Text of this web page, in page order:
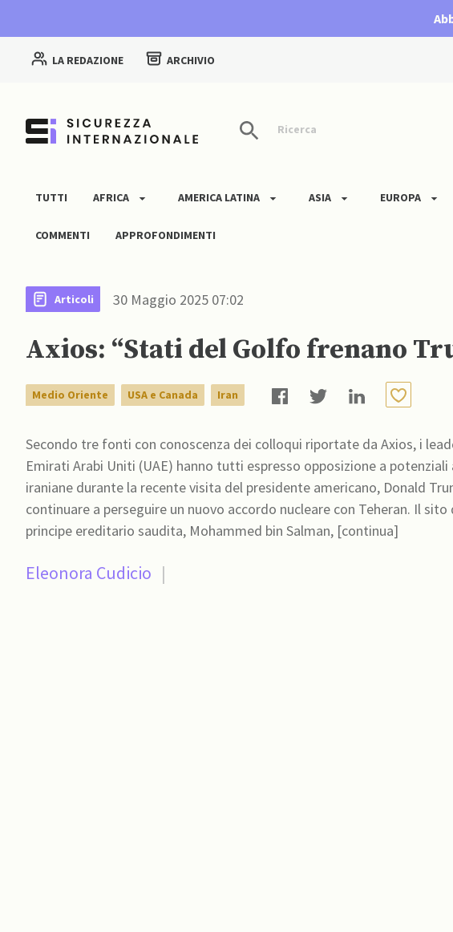
LA REDAZIONE ARCHIVIO
Ricerca
TUTTI AFRICA AMERICA LATINA ASIA EUROPA
COMMENTI APPROFONDIMENTI
Articoli 30 Maggio 2025 07:02
Axios: “Stati del Golfo frenano
Medio Oriente USA e Canada Iran
Secondo tre fonti con conoscenza dei colloqui riportate da Axios, i
Emirati Arabi Uniti (UAE) hanno tutti espresso opposizione a
iraniane durante la recente visita del presidente americano, Donald
continuare a perseguire un nuovo accordo nucleare con Teheran. Il
principe ereditario saudita, Mohammed bin Salman, [continua]
Eleonora Cudicio |